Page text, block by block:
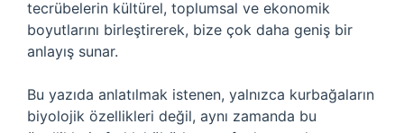
tecrübelerin kültürel, toplumsal ve ekonomik
boyutlarını birleştirerek, bize çok daha geniş bir
anlayış sunar.
Bu yazıda anlatılmak istenen, yalnızca kurbağaların
biyolojik özellikleri değil, aynı zamanda bu